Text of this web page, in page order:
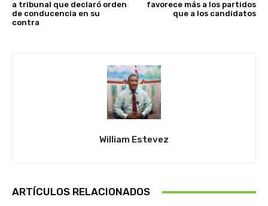
a tribunal que declaró orden
de conducencia en su
contra
favorece más a los partidos
que a los candidatos
William Estevez
ARTÍCULOS RELACIONADOS